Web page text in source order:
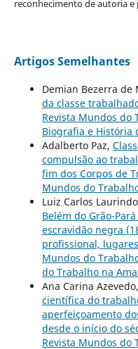
reconhecimento de autoria
Artigos Semelhantes
Demian Bezerra de
da classe
Revista Mundos do
Biografia e História
Adalberto Paz,
compulsão ao
fim dos Corpos de
Mundos do
Luiz Carlos
Belém do Grão-
escravidão negra
profissional,
Mundos do
do Trabalho na
Ana Carina Azevedo,
científica do
aperfeiçoamento
desde o início do
Revista Mundos do